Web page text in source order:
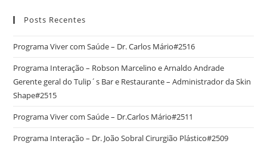
Posts Recentes
Programa Viver com Saúde – Dr. Carlos Mário#2516
Programa Interação – Robson Marcelino e Arnaldo Andrade
Gerente geral do Tulip´s Bar e Restaurante – Administrador da Skin
Shape#2515
Programa Viver com Saúde – Dr.Carlos Mário#2511
Programa Interação – Dr. João Sobral Cirurgião Plástico#2509